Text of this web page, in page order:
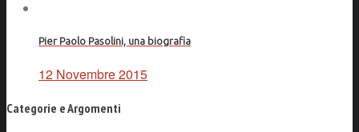
Pier Paolo Pasolini, una biografia
12 Novembre 2015
Categorie e Argomenti